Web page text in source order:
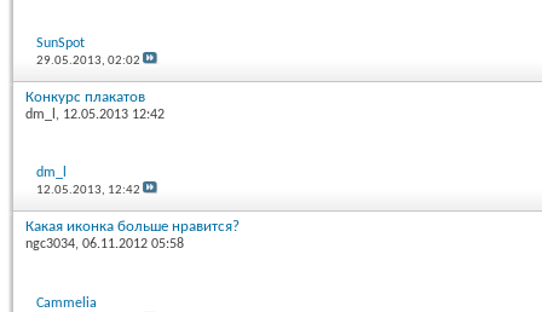
SunSpot
29.05.2013,02:02
Конкурс плакатов
dm_l , 12.05.2013 12:42
dm_l
12.05.2013, 12:42
Какая иконка больше нравится?
ngc3034, 06.11.2012 05:58
Cammelia